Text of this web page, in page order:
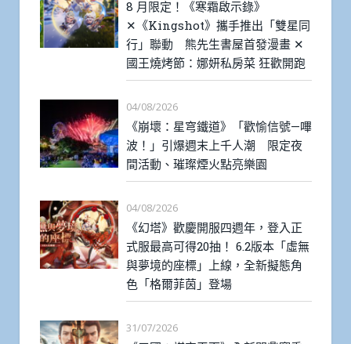
8 月限定！《寒霜啟示錄》
✕《Kingshot》攜手推出「雙星同
行」聯動 熊先生書屋首發漫畫 ✕
國王燒烤節：娜妍私房菜 狂歡開跑
04/08/2026
《崩壞：星穹鐵道》「歡愉信號—嗶
波！」引爆週末上千人潮 限定夜
間活動、璀璨煙火點亮樂園
04/08/2026
《幻塔》歡慶開服四週年，登入正
式服最高可得20抽！ 6.2版本「虛無
與夢境的座標」上線，全新擬態角
色「格爾菲茵」登場
31/07/2026